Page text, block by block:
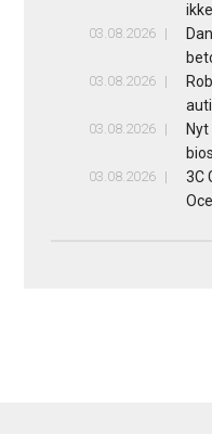
03.08.2026
03.08.2026
03.08.2026
03.08.2026
3C